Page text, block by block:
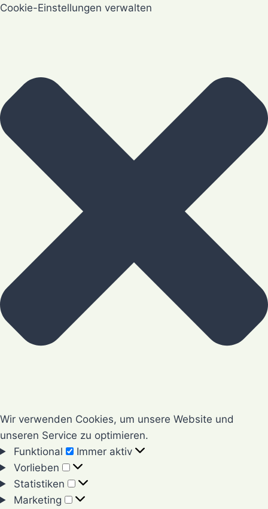
Cookie-Einstellungen verwalten
Wir verwenden Cookies, um unsere Website und
unseren Service zu optimieren.
Funktional
Funktional
Immer aktiv
Vorlieben
Vorlieben
Statistiken
Statistiken
Marketing
Marketing